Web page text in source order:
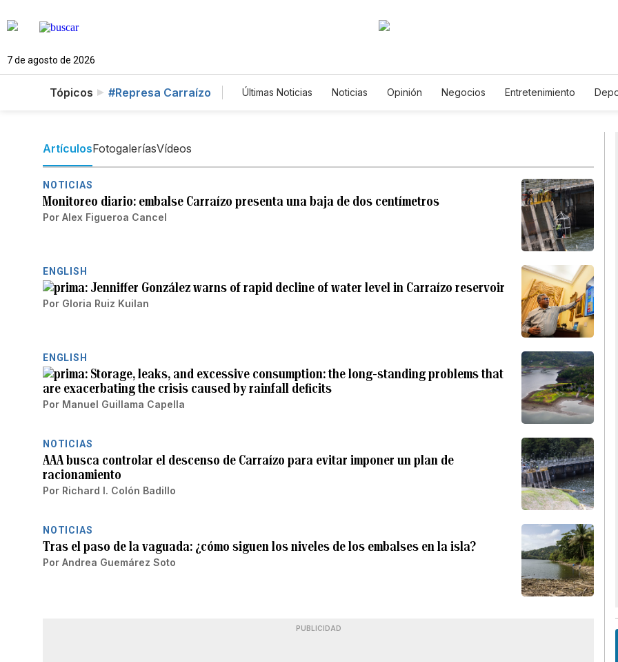
7 de agosto de 2026
Tópicos #Represa Carraízo Últimas Noticias Noticias Opinión Negocios Entretenimiento
ArtículosFotogaleríasVídeos
NOTICIAS
Monitoreo diario: embalse Carraízo presenta una baja de dos centímetros
Por Alex Figueroa Cancel
ENGLISH
Jenniffer González warns of rapid decline of water level in Carraízo reservoir
Por Gloria Ruiz Kuilan
ENGLISH
Storage, leaks, and excessive consumption: the long-standing problems that
are exacerbating the crisis caused by rainfall deficits
Por Manuel Guillama Capella
NOTICIAS
AAA busca controlar el descenso de Carraízo para evitar imponer un plan de
racionamiento
Por Richard I. Colón Badillo
NOTICIAS
Tras el paso de la vaguada: ¿cómo siguen los niveles de los embalses en la isla?
Por Andrea Guemárez Soto
PUBLICIDAD